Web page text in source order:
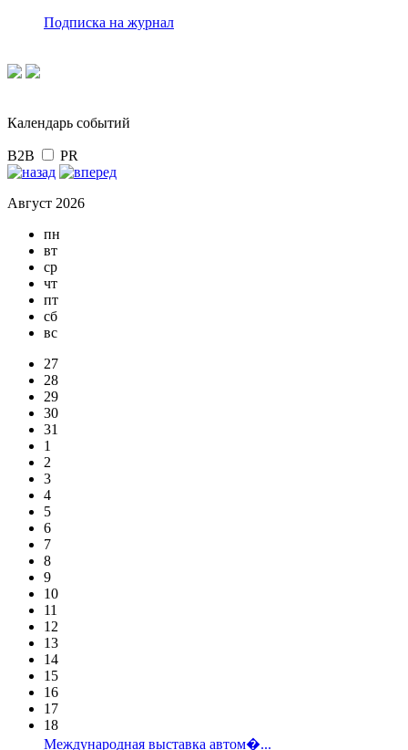
Подписка на журнал
Календарь событий
B2B PR
Август 2026
пн
вт
ср
чт
пт
сб
вс
27
28
29
30
31
1
2
3
4
5
6
7
8
9
10
11
12
13
14
15
16
17
18
Международная выставка автом�...